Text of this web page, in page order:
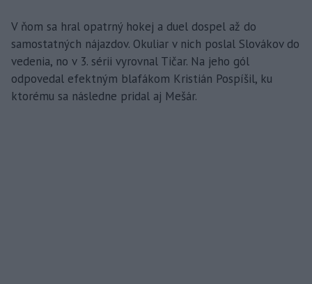
V ňom sa hral opatrný hokej a duel dospel až do
samostatných nájazdov. Okuliar v nich poslal Slovákov do
vedenia, no v 3. sérii vyrovnal Tičar. Na jeho gól
odpovedal efektným blafákom Kristián Pospíšil, ku
ktorému sa následne pridal aj Mešár.